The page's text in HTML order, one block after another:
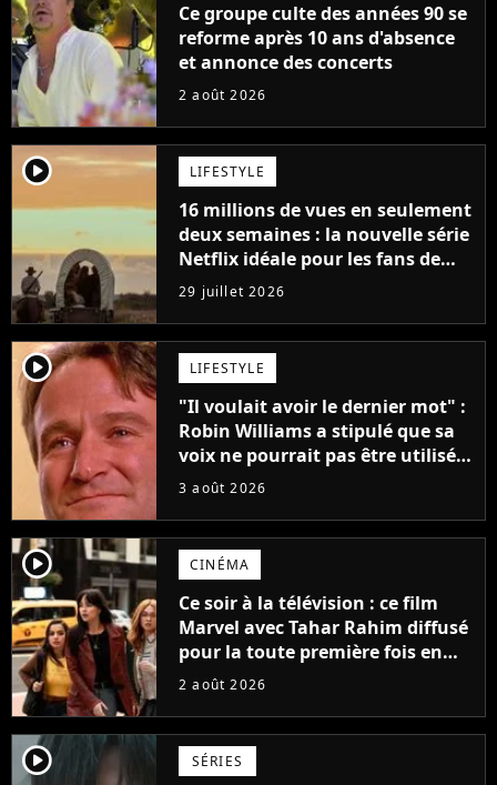
Ce groupe culte des années 90 se
reforme après 10 ans d'absence
et annonce des concerts
2 août 2026
player2 LIFESTYLE
16 millions de vues en seulement
deux semaines : la nouvelle série
Netflix idéale pour les fans de
Yellowstone
29 juillet 2026
player2 LIFESTYLE
"Il voulait avoir le dernier mot" :
Robin Williams a stipulé que sa
voix ne pourrait pas être utilisée
avant 2039, pourtant Disney
inédits
3 août 2026
player2 CINÉMA
Ce soir à la télévision : ce film
Marvel avec Tahar Rahim diffusé
pour la toute première fois en
France
2 août 2026
player2 SÉRIES